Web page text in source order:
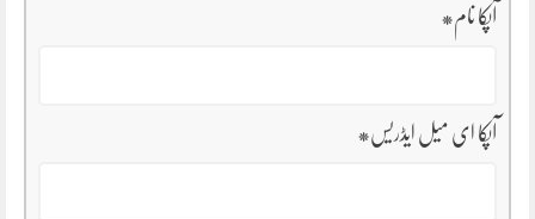
آپکا نام*
آپکا ای میل ایڈریس*